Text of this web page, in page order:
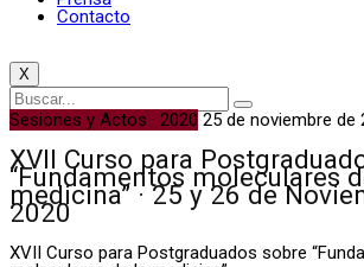
Contacto
X
Sesiones y Actos · 2020 25 de noviembre de
XVII Curso para
“Fundamentos moleculares
medicina” · 25 y 26 de
2020
XVII Curso para Postgraduados sobre